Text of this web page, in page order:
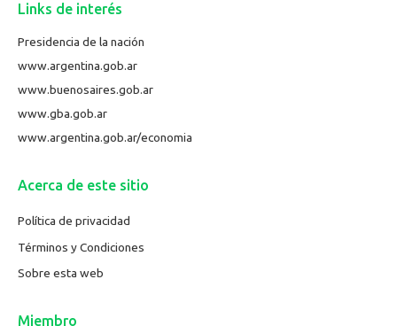
Links de interés
Presidencia de la nación
www.argentina.gob.ar
www.buenosaires.gob.ar
www.gba.gob.ar
www.argentina.gob.ar/economia
Acerca de este sitio
Política de privacidad
Términos y Condiciones
Sobre esta web
Miembro